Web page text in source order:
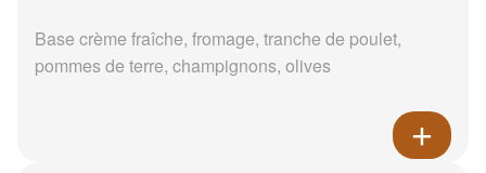
Base crème fraîche, fromage, tranche de poulet,
pommes de terre, champignons, olives